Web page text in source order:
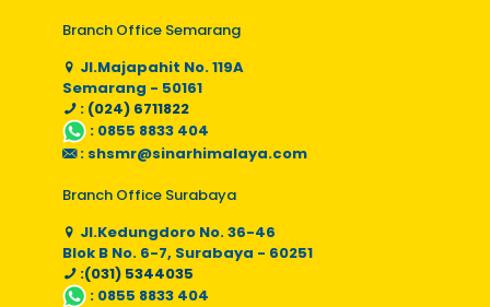
Branch Office Semarang
Jl.Majapahit No. 119A
Semarang - 50161
: (024) 6711822
: 0855 8833 404
: shsmr@sinarhimalaya.com
Branch Office Surabaya
Jl.Kedungdoro No. 36-46
Blok B No. 6-7, Surabaya - 60251
:(031) 5344035
: 0855 8833 404